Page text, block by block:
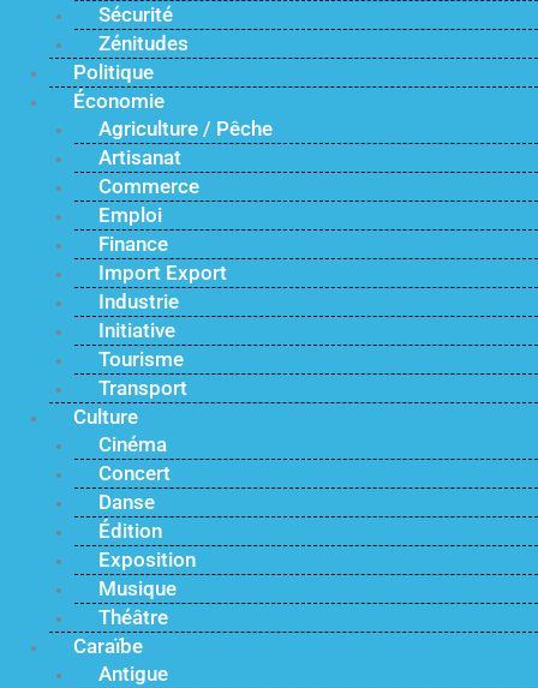
Sécurité
Zénitudes
Politique
Économie
Agriculture / Pêche
Artisanat
Commerce
Emploi
Finance
Import Export
Industrie
Initiative
Tourisme
Transport
Culture
Cinéma
Concert
Danse
Édition
Exposition
Musique
Théâtre
Caraïbe
Antigue